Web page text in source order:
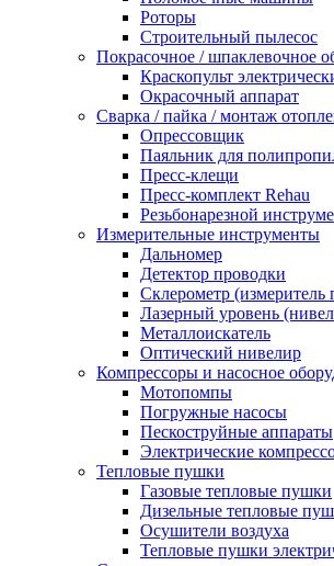
Роторы
Строительный пылесос
Покрасочное / шпаклевочное
Краскопульт
Окрасочный аппарат
Сварка / пайка / монтаж
Опрессовщик
Паяльник для
Пресс-клещи
Пресс-комплект Rehau
Резьбонарезной
Измерительные инструменты
Дальномер
Детектор проводки
Склерометр (измеритель
Лазерный уровень
Металлоискатель
Оптический нивелир
Компрессоры и насосное
Мотопомпы
Погружные насосы
Пескоструйные аппараты
Электрические
Тепловые пушки
Газовые тепловые пушки
Дизельные тепловые
Осушители воздуха
Тепловые пушки